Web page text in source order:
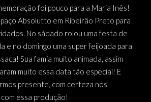
foi pouco para a Maria Inês!
Absolutto em Ribeirão Preto para
No sádado rolou uma festa de
e no domingo uma super feijoada para
Sua famía muito animada, assim
muito essa data tão especial! E
presente, com certeza nos
essa produção!